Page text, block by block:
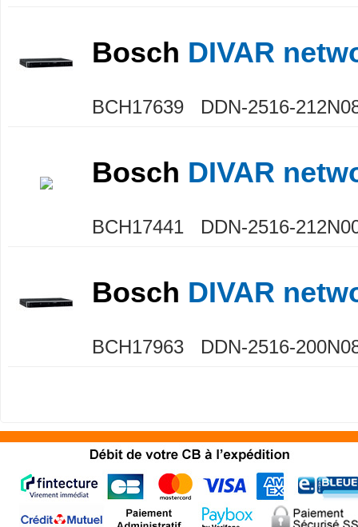
Bosch DIVAR
BCH17639 DDN-2516-
Bosch DIVAR
BCH17441 DDN-2516-
Bosch DIVAR
BCH17963 DDN-2516-